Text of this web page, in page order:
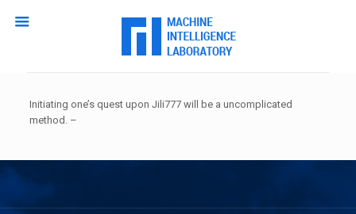
Initiating one’s quest upon Jili777 will be a uncomplicated
method. –